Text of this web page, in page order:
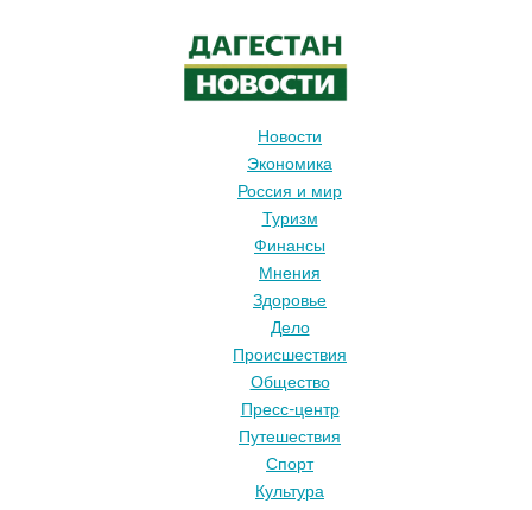
Новости
Экономика
Россия и мир
Туризм
Финансы
Мнения
Здоровье
Дело
Происшествия
Общество
Пресс-центр
Путешествия
Спорт
Культура